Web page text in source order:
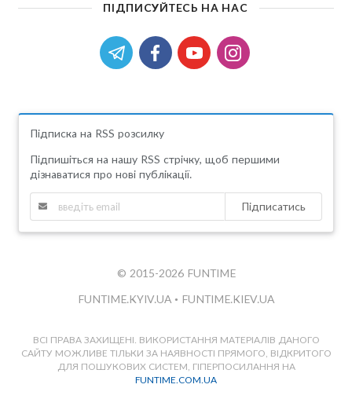
ПІДПИСУЙТЕСЬ НА НАС
Підписка на RSS розсилку
Підпишіться на нашу RSS стрічку, щоб першими
дізнаватися про нові публікації.
Підписатись
© 2015-2026 FUNTIME
FUNTIME.KYIV.UA • FUNTIME.KIEV.UA
ВСІ ПРАВА ЗАХИЩЕНІ. ВИКОРИСТАННЯ МАТЕРІАЛІВ ДАНОГО
САЙТУ МОЖЛИВЕ ТІЛЬКИ ЗА НАЯВНОСТІ ПРЯМОГО, ВІДКРИТОГО
ДЛЯ ПОШУКОВИХ СИСТЕМ, ГІПЕРПОСИЛАННЯ НА
FUNTIME.COM.UA